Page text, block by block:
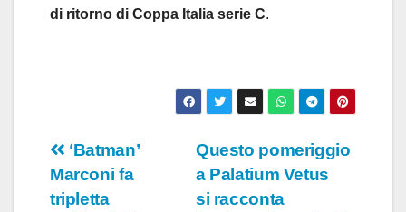
di ritorno di Coppa Italia serie C.
Navigazione
articoli
Questo pomeriggio
a Palatium Vetus
si racconta
‘Batman’
Marconi fa
tripletta